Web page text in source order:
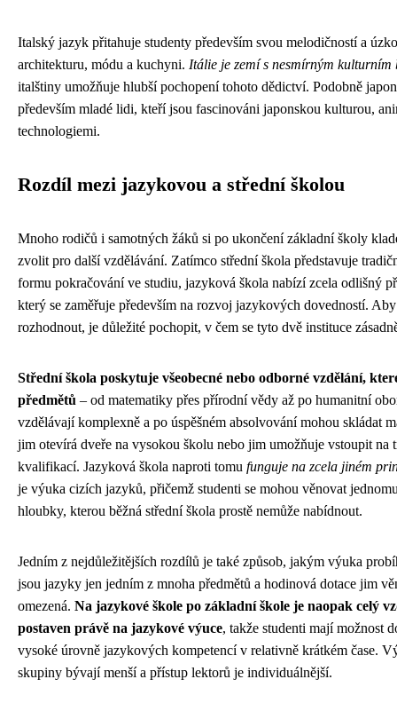
Italský jazyk přitahuje studenty především svou melodičností a
architekturu, módu a kuchyni. Itálie je zemí s nesmírným kulturním
italštiny umožňuje hlubší pochopení tohoto dědictví. Podobně
především mladé lidi, kteří jsou fascinováni japonskou kulturou,
technologiemi.
Rozdíl mezi jazykovou a střední školou
Mnoho rodičů i samotných žáků si po ukončení základní školy
zvolit pro další vzdělávání. Zatímco střední škola představuje
formu pokračování ve studiu, jazyková škola nabízí zcela odlišný
který se zaměřuje především na rozvoj jazykových dovedností.
rozhodnout, je důležité pochopit, v čem se tyto dvě instituce
Střední škola poskytuje všeobecné nebo odborné vzdělání,
předmětů – od matematiky přes přírodní vědy až po humanitní
vzdělávají komplexně a po úspěšném absolvování mohou skládat
jim otevírá dveře na vysokou školu nebo jim umožňuje vstoupit na
kvalifikací. Jazyková škola naproti tomu funguje na zcela jiném
je výuka cizích jazyků, přičemž studenti se mohou věnovat
hloubky, kterou běžná střední škola prostě nemůže nabídnout.
Jedním z nejdůležitějších rozdílů je také způsob, jakým výuka
jsou jazyky jen jedním z mnoha předmětů a hodinová dotace jim
omezená. Na jazykové škole po základní škole je naopak celý
postaven právě na jazykové výuce, takže studenti mají možnost
vysoké úrovně jazykových kompetencí v relativně krátkém čase.
skupiny bývají menší a přístup lektorů je individuálnější.